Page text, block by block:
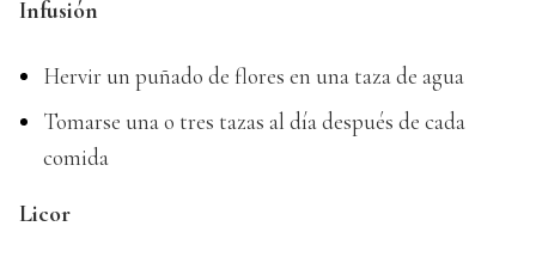
Infusión
Hervir un puñado de flores en una taza de agua
Tomarse una o tres tazas al día después de cada
comida
Licor